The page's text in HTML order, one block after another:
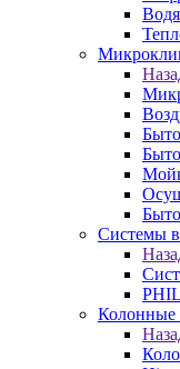
Системы
Колонные